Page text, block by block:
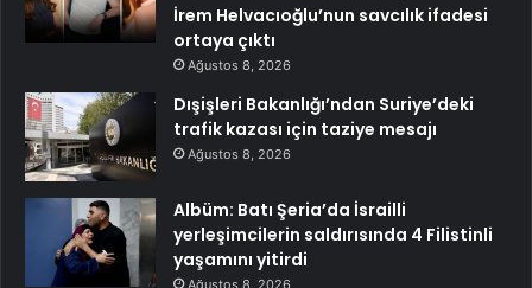
İrem Helvacıoğlu’nun savcılık ifadesi
ortaya çıktı
Ağustos 8, 2026
Dışişleri Bakanlığı’ndan Suriye’deki
trafik kazası için taziye mesajı
Ağustos 8, 2026
Albüm: Batı Şeria’da İsrailli
yerleşimcilerin saldırısında 4 Filistinli
yaşamını yitirdi
Ağustos 8, 2026